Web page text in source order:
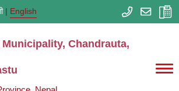
English
Chandrauta,